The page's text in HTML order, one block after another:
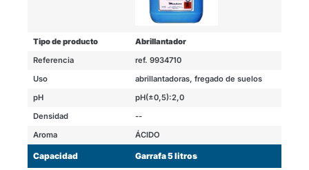
Tipo de producto
Abrillantador
Referencia
ref. 9934710
Uso
abrillantadoras, fregado de suelos
pH
pH(±0,5):2,0
Densidad
--
Aroma
ÁCIDO
Capacidad Garrafa 5 litros